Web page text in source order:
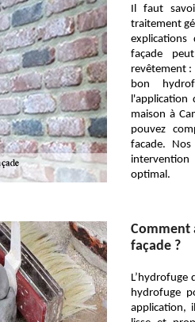
Il faut
traitement
explications
façade
revêtement
bon
l'application
maison à
pouvez
facade.
optimal.
Comment
façade ?
L’hydrofuge
hydrofuge
application,